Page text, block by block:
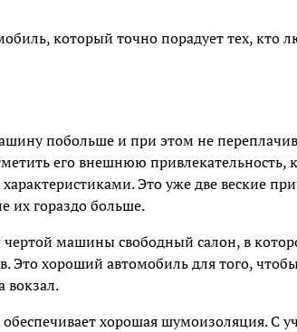
который точно порадует тех, кто
побольше и при этом не
его внешнюю привлекательность,
Это уже две веские
их гораздо больше.
машины свободный салон, в
хороший автомобиль для того, чтобы
вокзал.
хорошая шумоизоляция. С